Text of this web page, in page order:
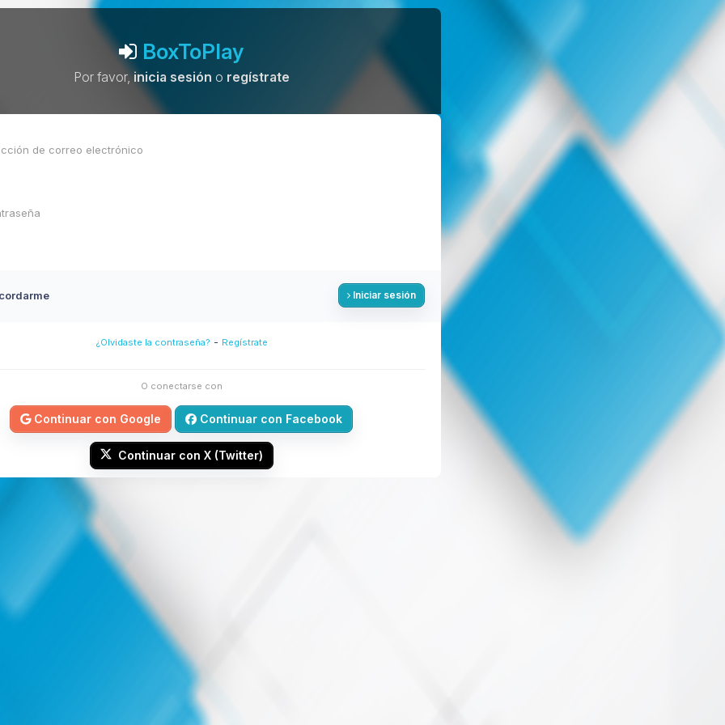
BoxToPlay
Por favor,inicia sesión o regístrate
Iniciar sesión
¿Olvidaste la contraseña? - Regístrate
O conectarse con
Continuar con Google Continuar con Facebook
Continuar con X (Twitter)